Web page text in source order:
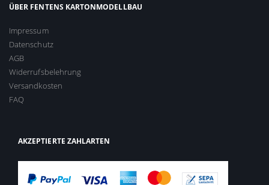
ÜBER FENTENS KARTONMODELLBAU
Impressum
Datenschutz
AGB
Widerrufsbelehrung
Versandkosten
FAQ
AKZEPTIERTE ZAHLARTEN